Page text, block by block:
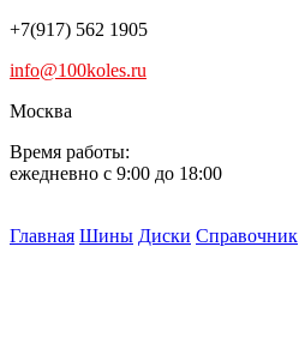
+7(917) 562 1905
info@100koles.ru
Москва
Время работы:
ежедневно с 9:00 до 18:00
Главная Шины Диски Справочник